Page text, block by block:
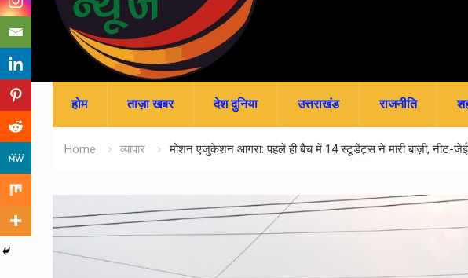
होम ताज़ा खबर देश दुनिया उत्तराखंड राजनीति
Home व्यापार मोशन एजुकेशन आगरा: पहले ही बैच में 14 स्टूडेंट्स ने मारी बाज़ी, नीट-